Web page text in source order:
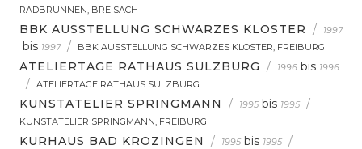
RADBRUNNEN, BREISACH
BBK AUSSTELLUNG SCHWARZES KLOSTER / 1997
bis 1997 / BBK AUSSTELLUNG SCHWARZES KLOSTER, FREIBURG
ATELIERTAGE RATHAUS SULZBURG / 1996 bis 1996
/ ATELIERTAGE RATHAUS SULZBURG
KUNSTATELIER SPRINGMANN / 1995 bis 1995 /
KUNSTATELIER SPRINGMANN, FREIBURG
KURHAUS BAD KROZINGEN / 1995 bis 1995 /